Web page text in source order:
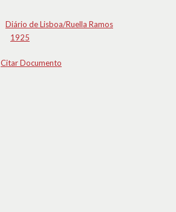
Diário de Lisboa/Ruella Ramos
1925
Citar Documento